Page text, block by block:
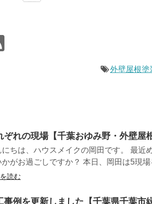
外壁屋根塗
ぞれの現場【千葉おゆみ野・外壁屋
にちは、ハウスメイクの岡田です。 最近
かがお過ごしですか？ 本日、岡田は5現
読む
事例を更新しました【千葉県千葉市